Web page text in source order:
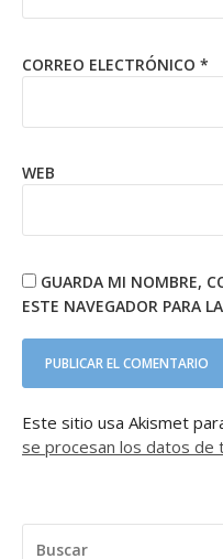
CORREO ELECTRÓNICO *
WEB
GUARDA MI NOMBRE,
ESTE NAVEGADOR PARA
Este sitio usa Akismet
se procesan los datos de